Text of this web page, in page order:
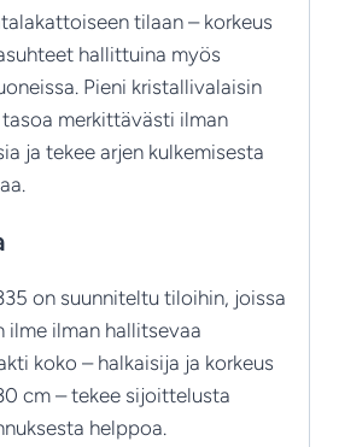
tilaan – korkeus
hallittuina myös
Pieni kristallivalaisin
merkittävästi ilman
ja tekee arjen kulkemisesta
on suunniteltu tiloihin, joissa
ilme ilman hallitsevaa
koko – halkaisija ja korkeus
cm – tekee sijoittelusta
helppoa.